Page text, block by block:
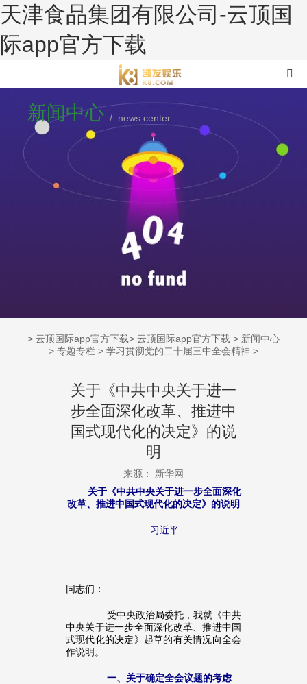
天津食品集团有限公司-云顶国
际app官方下载
新闻中心 / news center
> 云顶国际app官方下载> 云顶国际app官方下载 > 新闻中心
> 专题专栏 > 学习贯彻党的二十届三中全会精神 >
关于《中共中央关于进一
步全面深化改革、推进中
国式现代化的决定》的说
明
来源： 新华网
关于《中共中央关于进一步全面深化
改革、推进中国式现代化的决定》的说明
习近平
同志们：
受中央政治局委托，我就《中共
中央关于进一步全面深化改革、推进中国
式现代化的决定》起草的有关情况向全会
作说明。
一、关于确定全会议题的考虑